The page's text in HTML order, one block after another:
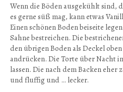
Wenn die Böden ausgekühlt sind,
es gerne süß mag, kann etwas
Einen schönen Boden beiseite
Sahne bestreichen. Die
den übrigen Boden als Deckel
andrücken. Die Torte über Nacht
lassen. Die nach dem Backen eher
und fluffig und … lecker.